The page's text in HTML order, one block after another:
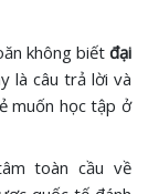
không biết đại
là câu trả lời và
muốn học tập ở
toàn cầu về